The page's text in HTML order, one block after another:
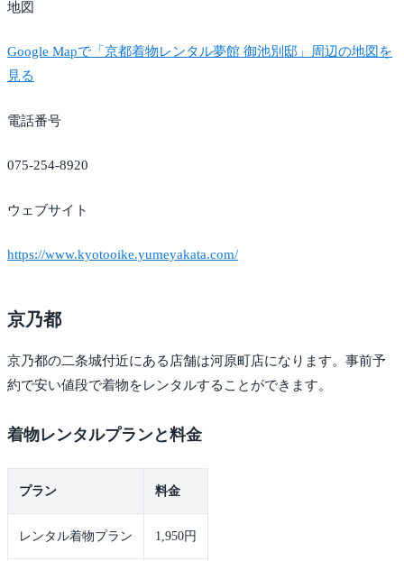
地図
Google Mapで「京都着物レンタル夢館 御池別邸」周辺の地図を
見る
電話番号
075-254-8920
ウェブサイト
https://www.kyotooike.yumeyakata.com/
京乃都
京乃都の二条城付近にある店舗は河原町店になります。事前予
約で安い値段で着物をレンタルすることができます。
着物レンタルプランと料金
プラン 料金
レンタル着物プラン 1,950円